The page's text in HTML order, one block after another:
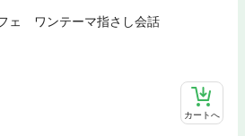
ェ ワンテーマ指さし会話
カートへ